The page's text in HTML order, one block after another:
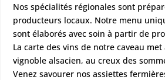
Nos spécialités régionales sont
producteurs locaux. Notre menu
sont élaborés avec soin à partir de
La carte des vins de notre caveau met
vignoble alsacien, au creux des
Venez savourer nos assiettes